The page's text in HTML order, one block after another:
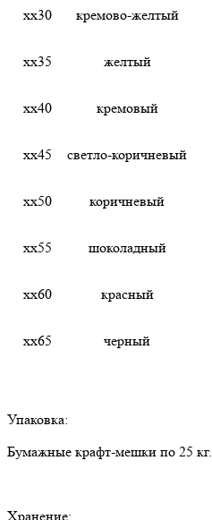
хх30 кремово-желтый
хх35 желтый
хх40 кремовый
хх45 светло-коричневый
хх50 коричневый
хх55 шоколадный
хх60 красный
хх65 черный
Упаковка:
Бумажные крафт-мешки по 25 кг.
Хранение: